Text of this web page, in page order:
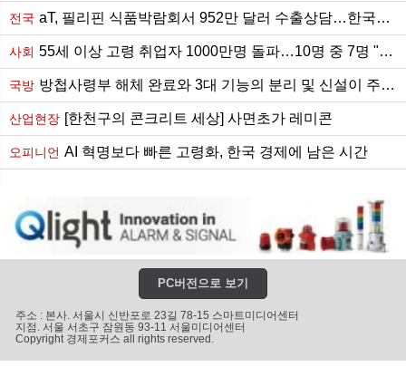
전국 aT, 필리핀 식품박람회서 952만 달러 수출상담…한국산 포도 18년 만에 수출길
사회 55세 이상 고령 취업자 1000만명 돌파…10명 중 7명 "계속 일 원해"
국방 방첩사령부 해체 완료와 3대 기능의 분리 및 신설이 주는 함의
산업현장 [한천구의 콘크리트 세상] 사면초가 레미콘
오피니언 AI 혁명보다 빠른 고령화, 한국 경제에 남은 시간
PC버전으로 보기
주소 : 본사. 서울시 신반포로 23길 78-15 스마트미디어센터
지점. 서울 서초구 잠원동 93-11 서울미디어센터
Copyright 경제포커스 all rights reserved.